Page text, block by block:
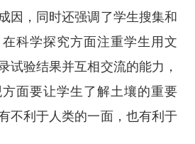
因，同时还强调了学生搜集和
科学探究方面注重学生用文
试验结果并互相交流的能力，
面要让学生了解土壤的重要
不利于人类的一面，也有利于